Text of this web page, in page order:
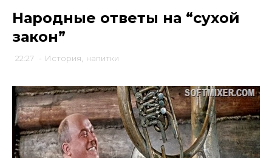
Народные ответы на “сухой
закон”
22:27 - История напитки